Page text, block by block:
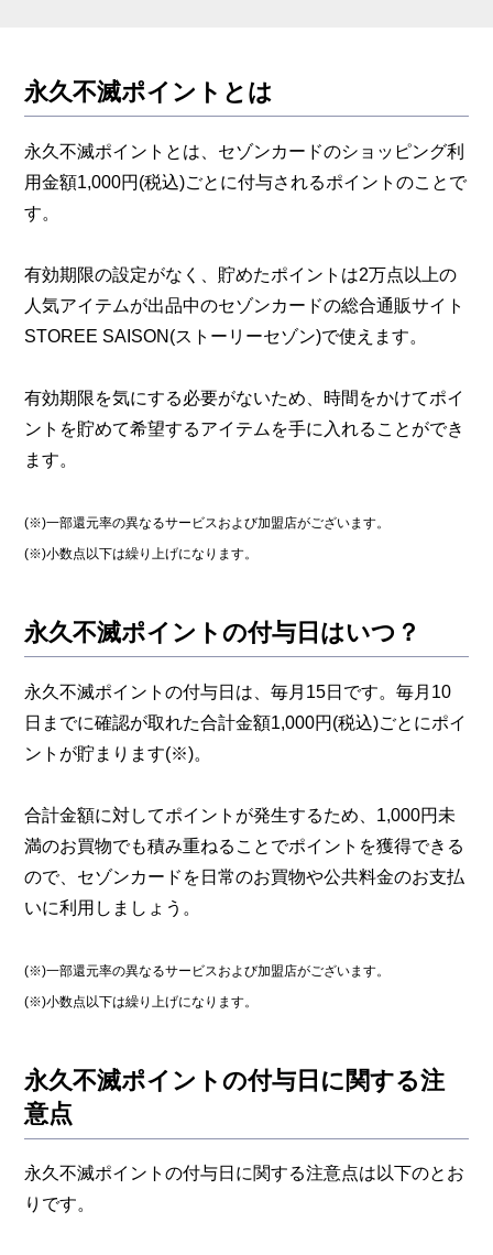
永久不滅ポイントとは
永久不滅ポイントとは、セゾンカードのショッピング利
用金額1,000円(税込)ごとに付与されるポイントのことで
す。
有効期限の設定がなく、貯めたポイントは2万点以上の
人気アイテムが出品中のセゾンカードの総合通販サイト
STOREE SAISON(ストーリーセゾン)で使えます。
有効期限を気にする必要がないため、時間をかけてポイ
ントを貯めて希望するアイテムを手に入れることができ
ます。
(※)一部還元率の異なるサービスおよび加盟店がございます。
(※)小数点以下は繰り上げになります。
永久不滅ポイントの付与日はいつ？
永久不滅ポイントの付与日は、毎月15日です。毎月10
日までに確認が取れた合計金額1,000円(税込)ごとにポイ
ントが貯まります(※)。
合計金額に対してポイントが発生するため、1,000円未
満のお買物でも積み重ねることでポイントを獲得できる
ので、セゾンカードを日常のお買物や公共料金のお支払
いに利用しましょう。
(※)一部還元率の異なるサービスおよび加盟店がございます。
(※)小数点以下は繰り上げになります。
永久不滅ポイントの付与日に関する注
意点
永久不滅ポイントの付与日に関する注意点は以下のとお
りです。